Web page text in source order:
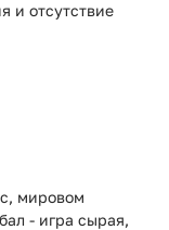
и отсутствие
мировом
- игра сырая,